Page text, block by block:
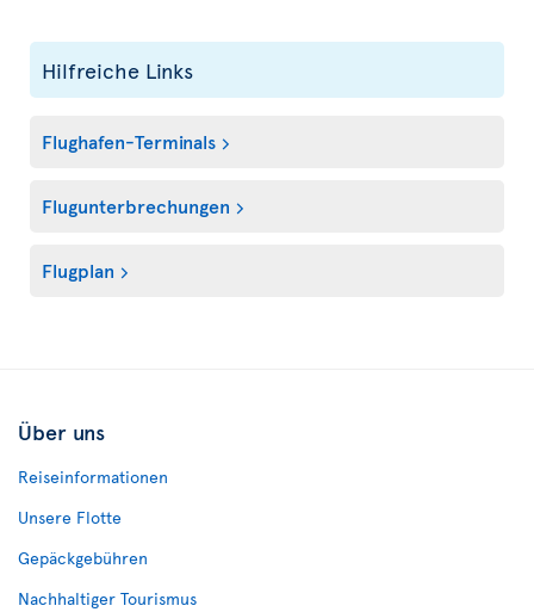
Hilfreiche Links
Flughafen-Terminals
Flugunterbrechungen
Flugplan
Über uns
Reiseinformationen
Unsere Flotte
Gepäckgebühren
Nachhaltiger Tourismus